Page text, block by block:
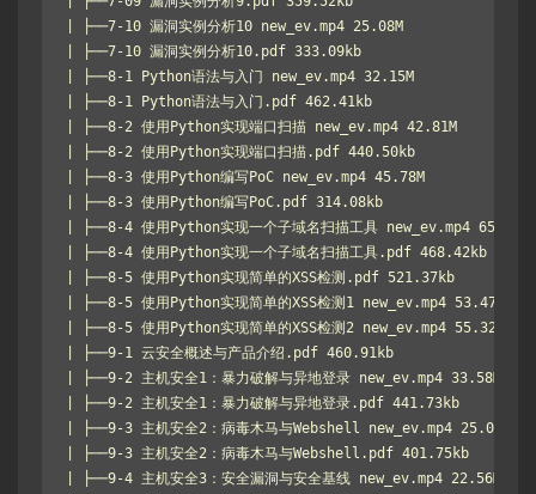
| ├──7-10 漏洞实例分析10 new_ev.mp4 25.08M
| ├──7-10 漏洞实例分析10.pdf 333.09kb
| ├──8-1 Python语法与入门 new_ev.mp4 32.15M
| ├──8-1 Python语法与入门.pdf 462.41kb
| ├──8-2 使用Python实现端口扫描 new_ev.mp4 42.81M
| ├──8-2 使用Python实现端口扫描.pdf 440.50kb
| ├──8-3 使用Python编写PoC new_ev.mp4 45.78M
| ├──8-3 使用Python编写PoC.pdf 314.08kb
| ├──8-4 使用Python实现一个子域名扫描工具 new_ev.mp4 65.57M
| ├──8-4 使用Python实现一个子域名扫描工具.pdf 468.42kb
| ├──8-5 使用Python实现简单的XSS检测.pdf 521.37kb
| ├──8-5 使用Python实现简单的XSS检测1 new_ev.mp4 53.47M
| ├──8-5 使用Python实现简单的XSS检测2 new_ev.mp4 55.32M
| ├──9-1 云安全概述与产品介绍.pdf 460.91kb
| ├──9-2 主机安全1：暴力破解与异地登录 new_ev.mp4 33.58M
| ├──9-2 主机安全1：暴力破解与异地登录.pdf 441.73kb
| ├──9-3 主机安全2：病毒木马与Webshell new_ev.mp4 25.03M
| ├──9-3 主机安全2：病毒木马与Webshell.pdf 401.75kb
| ├──9-4 主机安全3：安全漏洞与安全基线 new_ev.mp4 22.56M